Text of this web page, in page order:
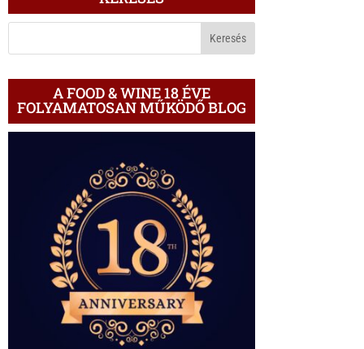
BLOGON
A FOOD & WINE 18 ÉVE
FOLYAMATOSAN MŰKÖDŐ BLOG